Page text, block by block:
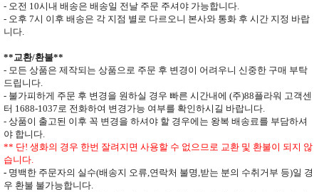
- 오전 10시내 배송은 배송일 전날 주문 주셔야 가능합니다.
- 오후 7시 이후 배송은 각 지점 별로 다르오니 본사와 통화 후 시간 지정 바랍
니다.
**교환/환불**
- 모든 상품은 제작되는 상품으로 주문 후 변경이 어려우니 신중한 구매 부탁
드립니다.
- 불가피하게 주문 후 변경을 원하실 경우 빠른 시간내에 (주)88플라워 고객센
터 1688-1037로 전화하여 변경가능 여부를 확인하시길 바랍니다.
- 상품이 출고된 이후 꼭 변경을 하셔야 할 경우에는 왕복 배송료를 부담하셔
야 합니다.
** 단! 생화의 경우 한번 잘려지면 사용할 수 없으므로 교환 및 환불이 되지 않
습니다.
- 명백한 주문자의 실수(배송지 오류,연락처 불명,받는 분의 수취거부 등)일 경
우 환불 불가능합니다.